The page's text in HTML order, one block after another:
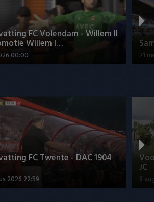
FC Volendam - Willem II
Willem I…
00:00 21
FC Twente - DAC 1904
2026 22:59
JC
6